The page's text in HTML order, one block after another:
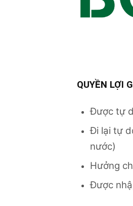
QUYỀN LỢI
Được tự
Đi lại tự
nước)
Hưởng
Được